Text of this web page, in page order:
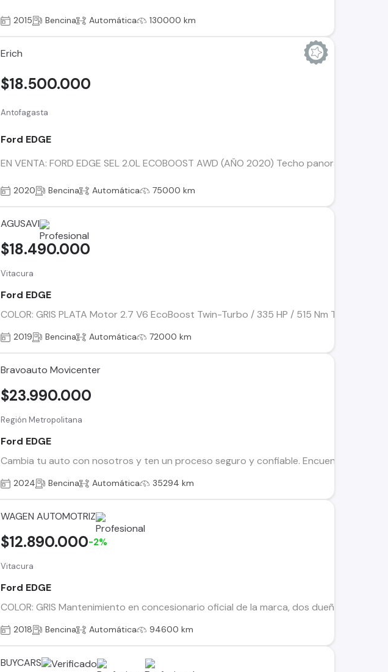
2015 Bencina Automática 130000 km
Erich
Antofagasta
Ford EDGE
EN VENTA: FORD EDGE SEL 2.0L ECOBOOST AWD (AÑO 2020) Techo
$18.500.000
2020 Bencina Automática 75000 km
AGUSAVI
Vitacura
Ford EDGE
COLOR: GRIS PLATA Motor 2.7 V6 EcoBoost Twin-Turbo / 335 HP / 515 Nm
$18.490.000
2019 Bencina Automática 72000 km
Bravoauto Movicenter
Región Metropolitana
Ford EDGE
Cambia tu auto con nosotros y ten un proceso seguro y confiable. Encuentra el ideal
$23.990.000
2024 Bencina Automática 35294 km
WAGEN AUTOMOTRIZ
Vitacura
Ford EDGE
COLOR: GRIS Mantenimiento en concesionario oficial de la marca, dos dueños, dos
$12.890.000-2%
2018 Bencina Automática 94600 km
BUYCARS